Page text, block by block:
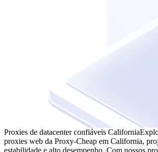
Proxies de datacenter confiáveis California
proxies web da Proxy-Cheap em California,
estabilidade e alto desempenho. Com nossos